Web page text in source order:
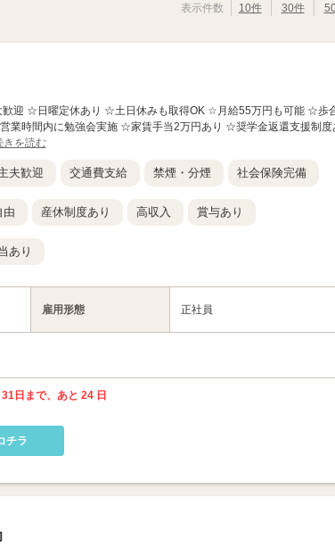
表示件数 10件 30件
迎 ☆日曜定休あり ☆土日休みも取得OK ☆月給55万円も可能 ☆歩
業時間内に勉強会実施 ☆家賃手当2万円あり ☆奨学金返還支援制度
きを読む
夫歓迎 交通費支給 禁煙・分煙 社会保険完備
由 産休制度あり 高収入 賞与あり
あり
雇用形態 正社員
日まで、あと 24 日
チラ